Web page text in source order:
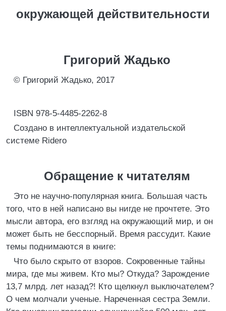
окружающей действительности
Григорий Жадько
© Григорий Жадько, 2017
ISBN 978-5-4485-2262-8
Создано в интеллектуальной издательской
системе Ridero
Обращение к читателям
Это не научно-популярная книга. Большая часть
того, что в ней написано вы нигде не прочтете. Это
мысли автора, его взгляд на окружающий мир, и он
может быть не бесспорный. Время рассудит. Какие
темы поднимаются в книге:
Что было скрыто от взоров. Сокровенные тайны
мира, где мы живем. Кто мы? Откуда? Зарождение
13,7 млрд. лет назад?! Кто щелкнул выключателем?
О чем молчали ученые. Нареченная сестра Земли.